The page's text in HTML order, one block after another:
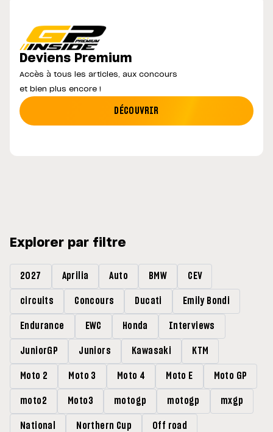
Deviens Premium
Accès à tous les articles, aux concours
et bien plus encore !
DÉCOUVRIR
Explorer par filtre
2027 Aprilia Auto BMW CEV
circuits Concours Ducati Emily Bondi
Endurance EWC Honda Interviews
JuniorGP Juniors Kawasaki KTM
Moto 2 Moto 3 Moto 4 Moto E Moto GP
moto2 Moto3 motogp motogp mxgp
National Northern Cup Off road